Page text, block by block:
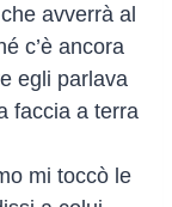
avverrà al
c’è ancora
egli parlava
faccia a terra
mi toccò le